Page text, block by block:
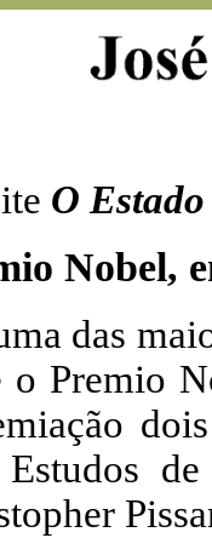
O
Nobel,
das
o Premio